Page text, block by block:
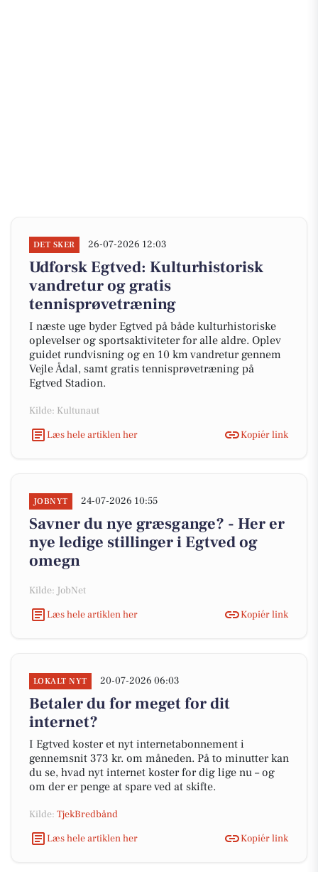
DET SKER 26-07-2026 12:03
Udforsk Egtved: Kulturhistorisk
vandretur og gratis
tennisprøvetræning
I næste uge byder Egtved på både kulturhistoriske
oplevelser og sportsaktiviteter for alle aldre. Oplev
guidet rundvisning og en 10 km vandretur gennem
Vejle Ådal, samt gratis tennisprøvetræning på
Egtved Stadion.
Kilde: Kultunaut
Læs hele artiklen her
Kopiér link
JOBNYT 24-07-2026 10:55
Savner du nye græsgange? - Her er
nye ledige stillinger i Egtved og
omegn
Kilde: JobNet
Læs hele artiklen her
Kopiér link
LOKALT NYT 20-07-2026 06:03
Betaler du for meget for dit
internet?
I Egtved koster et nyt internetabonnement i
gennemsnit 373 kr. om måneden. På to minutter kan
du se, hvad nyt internet koster for dig lige nu – og
om der er penge at spare ved at skifte.
Kilde: TjekBredbånd
Læs hele artiklen her
Kopiér link